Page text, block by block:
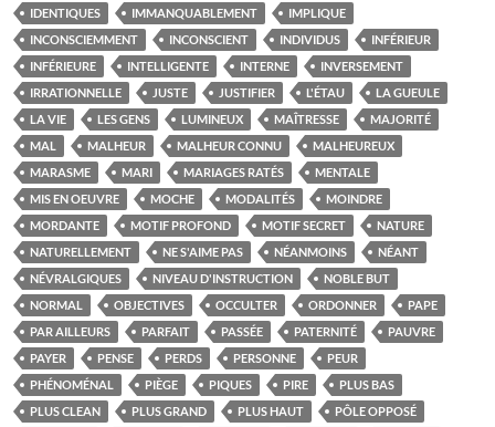
IDENTIQUES
IMMANQUABLEMENT
IMPLIQUE
INCONSCIEMMENT
INCONSCIENT INDIVIDUS
INFÉRIEUR
INFÉRIEURE
INTELLIGENTE INTERNE
INVERSEMENT
IRRATIONNELLE
JUSTE JUSTIFIER L'ÉTAU
LA GUEULE
LA VIE
LES GENS LUMINEUX MAÎTRESSE
MAJORITÉ
MAL
MALHEUR MALHEUR CONNU
MALHEUREUX
MARASME
MARI MARIAGES RATÉS
MENTALE
MIS EN OEUVRE
MOCHE MODALITÉS
MOINDRE
MORDANTE
MOTIF PROFOND MOTIF SECRET
NATURE
NATURELLEMENT
NE S'AIME PAS NÉANMOINS
NÉANT
NÉVRALGIQUES
NIVEAU D'INSTRUCTION
NOBLE BUT
NORMAL
OBJECTIVES OCCULTER ORDONNER
PAPE
PAR AILLEURS
PARFAIT PASSÉE PATERNITÉ
PAUVRE
PAYER
PENSE PERDS PERSONNE
PEUR
PHÉNOMÉNAL
PIÈGE PIQUES PIRE
PLUS BAS
PLUS CLEAN
PLUS GRAND PLUS HAUT
PÔLE OPPOSÉ